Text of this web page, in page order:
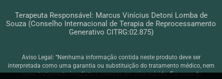
Terapeuta Responsável: Marcus Vinícius Detoni Lomba de
Souza (Conselho Internacional de Terapia de Reprocessamento
Generativo CITRG:02.875)
Aviso Legal: “Nenhuma informação contida neste produto deve ser
interpretada como uma garantia ou substituição do tratamento médico, nem
como tratamento imediato a pessoas em crise suicida. Em caso de